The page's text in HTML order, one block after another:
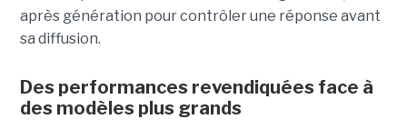
après génération pour contrôler une réponse avant
sa diffusion.
Des performances revendiquées face à
des modèles plus grands